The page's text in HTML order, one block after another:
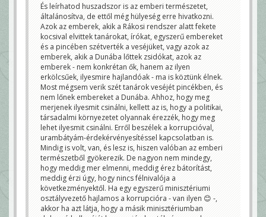
És leírhatod huszadszor is az emberi természetet,
általánosítva, de ettől még hülyeség erre hivatkozni.
Azok az emberek, akik a Rákosi rendszer alatt fekete
kocsival elvittek tanárokat, írókat, egyszerű embereket
és a pincében szétverték a veséjüket, vagy azok az
emberek, akik a Dunába lőttek zsidókat, azok az
emberek - nem konkrétan ők, hanem az ilyen
erkölcsűek, ilyesmire hajlandóak - ma is köztünk élnek.
Most mégsem verik szét tanárok veséjét pincékben, és
nem lőnek embereket a Dunába. Ahhoz, hogy meg
merjenek ilyesmit csinálni, kellett az is, hogy a politikai,
társadalmi környezetet olyannak érezzék, hogy meg
lehet ilyesmit csinálni. Erről beszélek a korrupcióval,
urambátyám-érdekérvényesítéssel kapcsolatban is.
Mindig is volt, van, és lesz is, hiszen valóban az emberi
természetből gyökerezik. De nagyon nem mindegy,
hogy meddig mer elmenni, meddig érez bátorítást,
meddig érzi úgy, hogy nincs félnivalója a
következményektől. Ha egy egyszerű minisztériumi
osztályvezető hajlamos a korrupcióra - van ilyen 😊 -,
akkor ha azt látja, hogy a másik minisztériumban